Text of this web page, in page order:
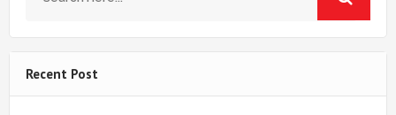
Recent Post